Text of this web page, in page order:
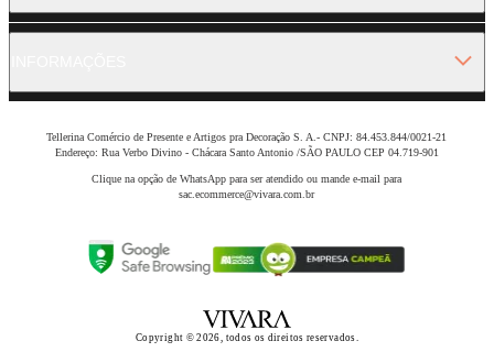
Tellerina Comércio de Presente e Artigos pra Decoração S. A.- CNPJ: 84.453.844/0021-21
Endereço: Rua Verbo Divino - Chácara Santo Antonio /SÃO PAULO CEP 04.719-901
Clique na opção de WhatsApp para ser atendido ou mande e-mail para
sac.ecommerce@vivara.com.br
Copyright © 2026, todos os direitos reservados.